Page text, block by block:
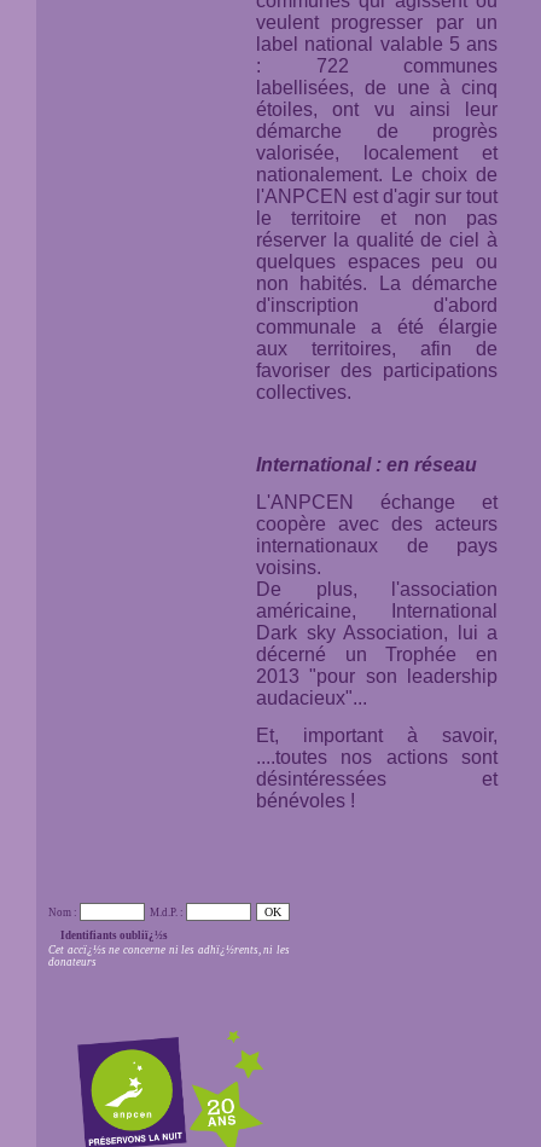
veulent progresser par un
label national valable 5 ans
: 722 communes
labellisées, de une à cinq
étoiles, ont vu ainsi leur
démarche de progrès
valorisée, localement et
nationalement. Le choix de
l'ANPCEN est d'agir sur tout
le territoire et non pas
réserver la qualité de ciel à
quelques espaces peu ou
non habités. La démarche
d'inscription d'abord
communale a été élargie
aux territoires, afin de
favoriser des participations
collectives.
International : en réseau
L'ANPCEN échange et
coopère avec des acteurs
internationaux de pays
voisins.
De plus, l'association
américaine,
International
Dark sky Association,
lui a
décerné un Trophée en
2013 "pour son leadership
audacieux"...
Et, important à savoir,
....toutes nos actions sont
désintéressées et
bénévoles !
Nom :
M.d.P. :
Identifiants oubliï¿½s
Cet accï¿½s ne concerne ni les adhï¿½rents, ni les
donateurs